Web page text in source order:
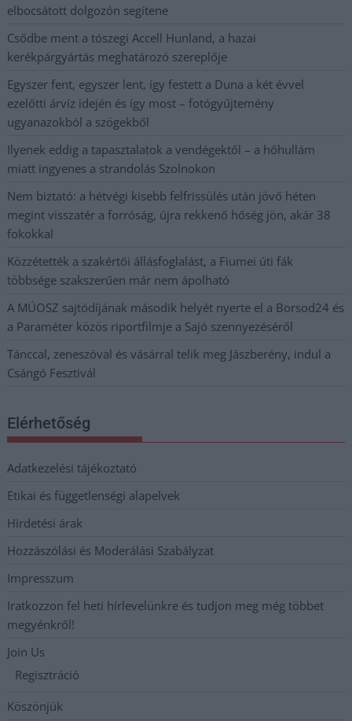
elbocsátott dolgozón segítene
Csődbe ment a tószegi Accell Hunland, a hazai
kerékpárgyártás meghatározó szereplője
Egyszer fent, egyszer lent, így festett a Duna a két évvel
ezelőtti árvíz idején és így most – fotógyűjtemény
ugyanazokból a szögekből
Ilyenek eddig a tapasztalatok a vendégektől – a hőhullám
miatt ingyenes a strandolás Szolnokon
Nem biztató: a hétvégi kisebb felfrissülés után jövő héten
megint visszatér a forróság, újra rekkenő hőség jön, akár 38
fokokkal
Közzétették a szakértői állásfoglalást, a Fiumei úti fák
többsége szakszerűen már nem ápolható
A MÚOSZ sajtódíjának második helyét nyerte el a Borsod24 és
a Paraméter közös riportfilmje a Sajó szennyezéséről
Tánccal, zeneszóval és vásárral telik meg Jászberény, indul a
Csángó Fesztivál
Elérhetőség
Adatkezelési tájékoztató
Etikai és függetlenségi alapelvek
Hirdetési árak
Hozzászólási és Moderálási Szabályzat
Impresszum
Iratkozzon fel heti hírlevelünkre és tudjon meg még többet
megyénkről!
Join Us
Regisztráció
Köszönjük